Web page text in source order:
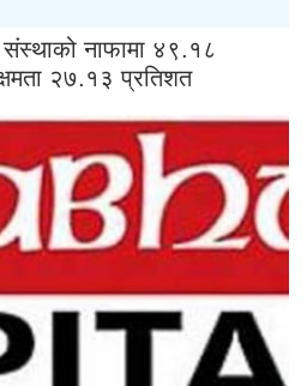
संस्थाको नाफामा ४९.१८
२७.१३ प्रतिशत